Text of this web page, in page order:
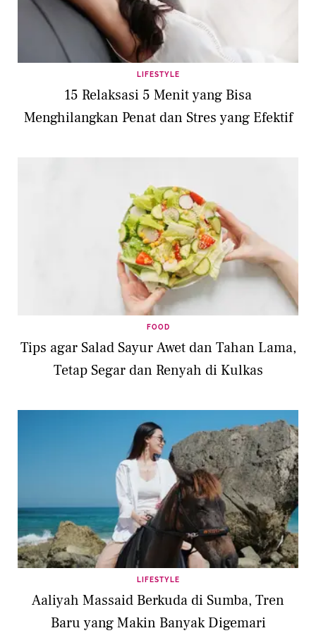
LIFESTYLE
15 Relaksasi 5 Menit yang Bisa
Menghilangkan Penat dan Stres yang Efektif
FOOD
Tips agar Salad Sayur Awet dan Tahan Lama,
Tetap Segar dan Renyah di Kulkas
LIFESTYLE
Aaliyah Massaid Berkuda di Sumba, Tren
Baru yang Makin Banyak Digemari